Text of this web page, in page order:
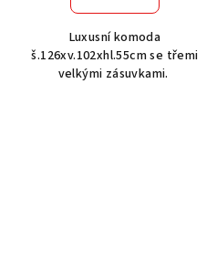
Luxusní komoda
š.126xv.102xhl.55cm se třemi
velkými zásuvkami.